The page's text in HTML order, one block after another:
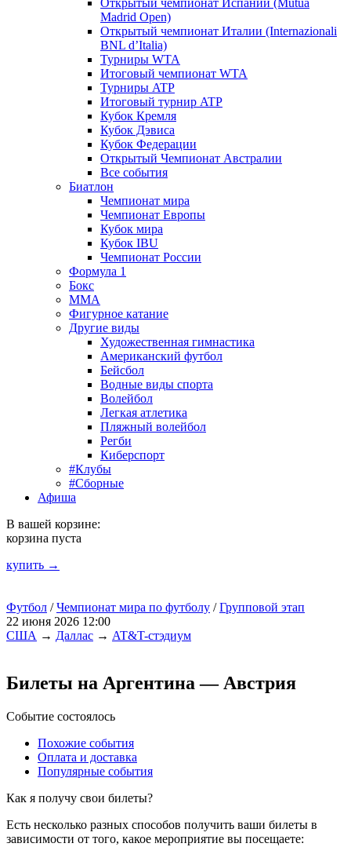
Открытый чемпионат Испании (Mutua
Madrid Open)
Открытый чемпионат Италии (Internazionali
BNL d’Italia)
Турниры WTA
Итоговый чемпионат WTA
Турниры ATP
Итоговый турнир ATP
Кубок Кремля
Кубок Дэвиса
Кубок Федерации
Открытый Чемпионат Австралии
Все события
Биатлон
Чемпионат мира
Чемпионат Европы
Кубок мира
Кубок IBU
Чемпионат России
Формула 1
Бокс
MMA
Фигурное катание
Другие виды
Художественная гимнастика
Американский футбол
Бейсбол
Водные виды спорта
Волейбол
Легкая атлетика
Пляжный волейбол
Регби
Киберспорт
#Клубы
#Сборные
Афиша
В вашей корзине:
корзина пуста
купить →
Футбол /Чемпионат мира по футболу /Групповой этап
22 июня 2026 12:00
США → Даллас → AT&T-стэдиум
Билеты на Аргентина — Австрия
Событие состоялось
Похожие события
Оплата и доставка
Популярные события
Как я получу свои билеты?
Есть несколько разных способов получить ваши билеты в
зависимости от того, какое мероприятие вы посещаете: